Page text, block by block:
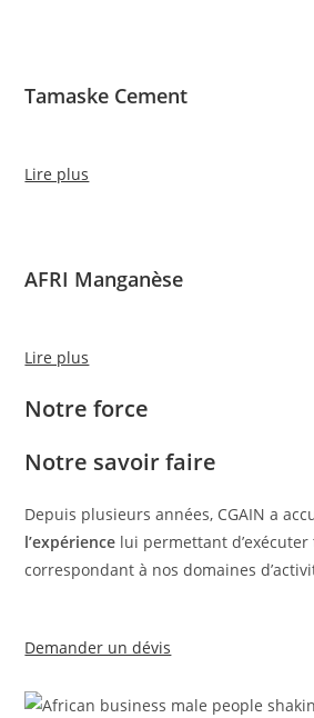
Tamaske Cement
Lire plus
AFRI Manganèse
Lire plus
Notre force
Notre savoir faire
Depuis plusieurs années, CGAIN a
l’expérience lui permettant
correspondant à nos domaines
Demander un dévis